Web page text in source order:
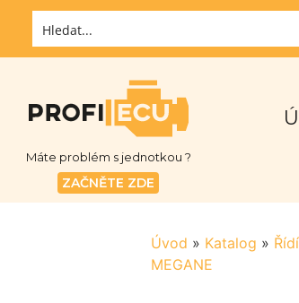
Máte problém s jednotkou ?
ZAČNĚTE ZDE
Úvod » Katalog »
MEGANE